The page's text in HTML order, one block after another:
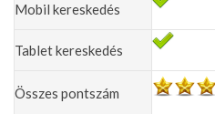
Mobil kereskedés
Tablet kereskedés
Összes pontszám